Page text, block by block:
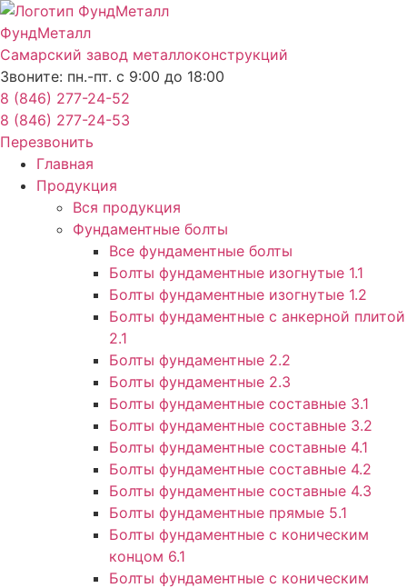
Перейти
к
содержимому
ФундМеталл
Самарский завод металлоконструкций
Звоните: пн.-пт. с 9:00 до 18:00
8 (846) 277-24-52
8 (846) 277-24-53
Перезвонить
Главная
Продукция
Вся продукция
Фундаментные болты
Все фундаментные болты
Болты фундаментные изогнутые 1.1
Болты фундаментные изогнутые 1.2
Болты фундаментные с анкерной плитой
2.1
Болты фундаментные 2.2
Болты фундаментные 2.3
Болты фундаментные составные 3.1
Болты фундаментные составные 3.2
Болты фундаментные составные 4.1
Болты фундаментные составные 4.2
Болты фундаментные составные 4.3
Болты фундаментные прямые 5.1
Болты фундаментные с коническим
концом 6.1
Болты фундаментные с коническим